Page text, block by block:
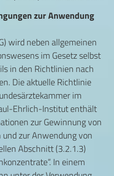
zur Anwendung
wird neben allgemeinen
im Gesetz selbst
in den Richtlinien nach
Die aktuelle Richtlinie
im
Ehrlich-Institut enthält
zur Gewinnung von
zur Anwendung von
Abschnitt (3.2.1.3)
In einem